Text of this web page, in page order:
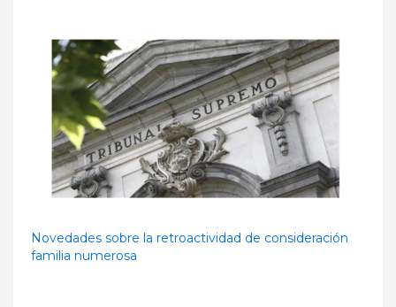
Novedades sobre la retroactividad de consideración
familia numerosa